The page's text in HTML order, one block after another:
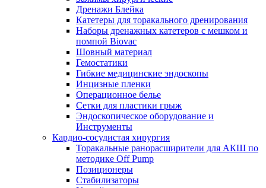
Дренажи Блейка
Катетеры для торакального дренирования
Наборы дренажных катетеров с мешком и
помпой Biovac
Шовный материал
Гемостатики
Гибкие медицинские эндоскопы
Инцизные пленки
Операционное белье
Сетки для пластики грыж
Эндоскопическое оборудование и
Инструменты
Кардио-сосудистая хирургия
Торакальные ранорасширители для АКШ по
методике Off Pump
Позиционеры
Стабилизаторы